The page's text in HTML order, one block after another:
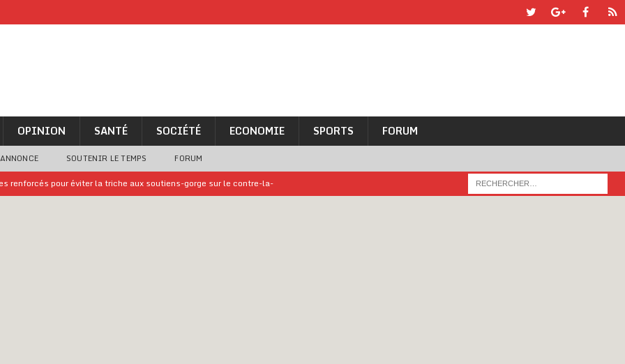
OPINION SANTÉ SOCIÉTÉ ECONOMIE SPORTS FORUM
SOUTENIR LE TEMPS FORUM
renforcés pour éviter la triche aux soutiens-gorge sur le contre-la-